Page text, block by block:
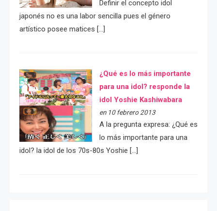
Definir el concepto idol
japonés no es una labor sencilla pues el género
artístico posee matices […]
¿Qué es lo más importante
para una idol? responde la
idol Yoshie Kashiwabara
en 10 febrero 2013
A la pregunta expresa: ¿Qué es
lo más importante para una
idol? la idol de los 70s-80s Yoshie […]